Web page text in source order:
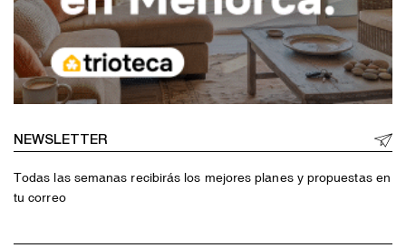
NEWSLETTER
Todas las semanas recibirás los mejores planes y propuestas en
tu correo